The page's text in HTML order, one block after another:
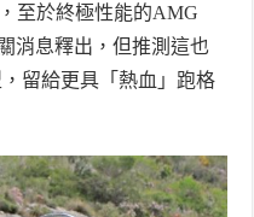
至於終極性能的AMG
消息釋出，但推測這也
留給更具「熱血」跑格